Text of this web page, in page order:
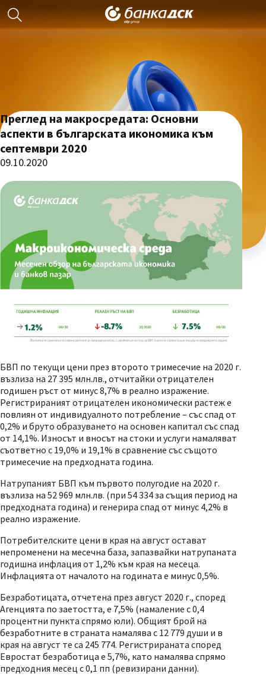
Преглед на макросредата: Основни
аспекти в българската икономика към
септември 2020
09.10.2020
БВП по текущи цени през второто тримесечие на 2020 г.
възлиза на 27 395 млн.лв., отчитайки отрицателен
годишен ръст от минус 8,7% в реално изражение.
Регистрираният отрицателен икономически растеж е
повлиян от индивидуалното потребление – със спад от
0,2% и бруто образуването на основен капитал със спад
от 14,1%. Износът и вносът на стоки и услуги намаляват
съответно с 19,0% и 19,1% в сравнение със същото
тримесечие на предходната година.
Натрупаният БВП към първото полугодие на 2020 г.
възлиза на 52 969 млн.лв. (при 54 334 за същия период на
предходната година) и генерира спад от минус 4,2% в
реално изражение.
Потребителските цени в края на август остават
непроменени на месечна база, запазвайки натрупаната
годишна инфлация от 1,2% към края на месеца.
Инфлацията от началото на годината е минус 0,5%.
Безработицата, отчетена през август 2020 г., според
Агенцията по заетостта, е 7,5% (намаление с 0,4
процентни пункта спрямо юли). Общият брой на
безработните в страната намалява с 12 779 души и в
края на август те са 245 774. Регистрираната според
Евростат безработица е 5,7%, като намалява спрямо
предходния месец с 0,1 пп (ревизирани данни).